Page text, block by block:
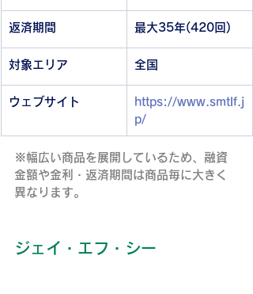
返済期間 最大35年(420回)
対象エリア 全国
ウェブサイト
https://www.smtlf.j
p/
※幅広い商品を展開しているため、融資
金額や金利・返済期間は商品毎に大きく
異なります。
ジェイ・エフ・シー